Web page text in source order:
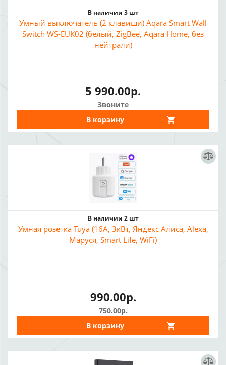
В наличии 3 шт
Умный выключатель (2 клавиши) Aqara Smart Wall
Switch WS-EUK02 (белый, ZigBee, Aqara Home, без
нейтрали)
5 990.00р.
Звоните
В корзину
В наличии 2 шт
Умная розетка Tuya (16А, 3кВт, Яндекс Алиса, Alexa,
Маруся, Smart Life, WiFi)
990.00р.
750.00р.
В корзину